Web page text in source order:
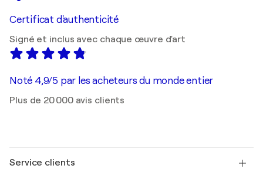
Certificat d'authenticité
Signé et inclus avec chaque œuvre d'art
Noté 4,9/5 par les acheteurs du monde entier
Plus de 20 000 avis clients
Service clients